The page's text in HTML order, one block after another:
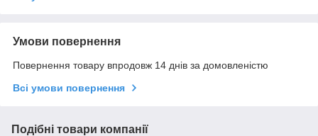
Умови повернення
Повернення товару впродовж 14 днів за домовленістю
Всі умови повернення
Подібні товари компанії